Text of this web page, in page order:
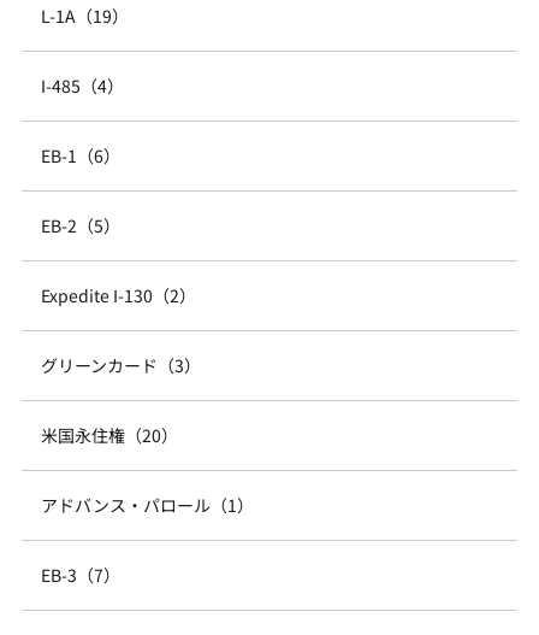
L-1A（19）
I-485（4）
EB-1（6）
EB-2（5）
Expedite I-130（2）
グリーンカード（3）
米国永住権（20）
アドバンス・パロール（1）
EB-3（7）